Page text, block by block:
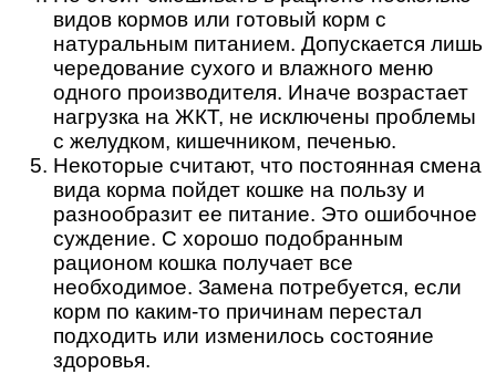
видов кормов или готовый корм с
натуральным питанием. Допускается лишь
чередование сухого и влажного меню
одного производителя. Иначе возрастает
нагрузка на ЖКТ, не исключены проблемы
с желудком, кишечником, печенью.
Некоторые считают, что постоянная смена
вида корма пойдет кошке на пользу и
разнообразит ее питание. Это ошибочное
суждение. С хорошо подобранным
рационом кошка получает все
необходимое. Замена потребуется, если
корм по каким-то причинам перестал
подходить или изменилось состояние
здоровья.